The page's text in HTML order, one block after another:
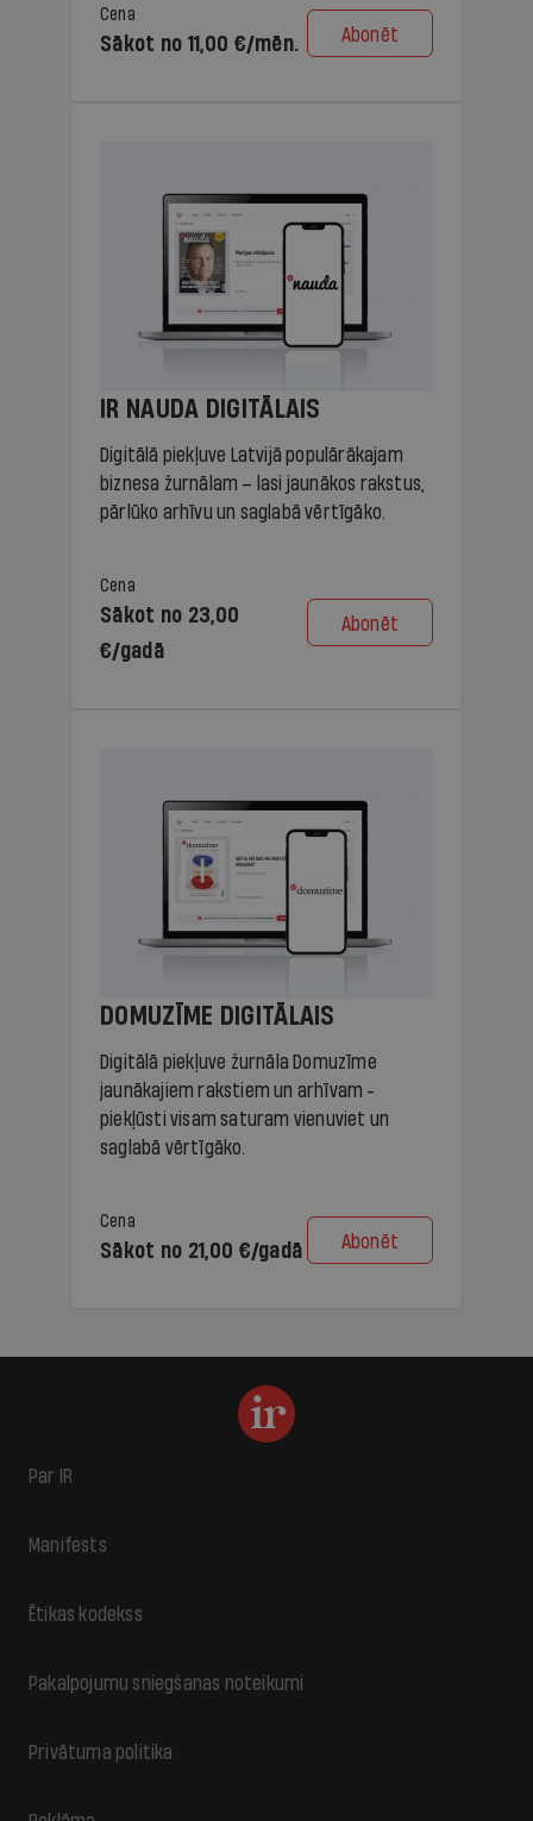
Cena
Sākot no 11,00 €/mēn. Abonēt
IR NAUDA DIGITĀLAIS
Digitālā piekļuve Latvijā populārākajam
biznesa žurnālam – lasi jaunākos rakstus,
pārlūko arhīvu un saglabā vērtīgāko.
Cena
Sākot no 23,00
€/gadā
Abonēt
DOMUZĪME DIGITĀLAIS
Digitālā piekļuve žurnāla Domuzīme
jaunākajiem rakstiem un arhīvam -
piekļūsti visam saturam vienuviet un
saglabā vērtīgāko.
Cena
Sākot no 21,00 €/gadā Abonēt
Par IR
Manifests
Ētikas kodekss
Pakalpojumu sniegšanas noteikumi
Privātuma politika